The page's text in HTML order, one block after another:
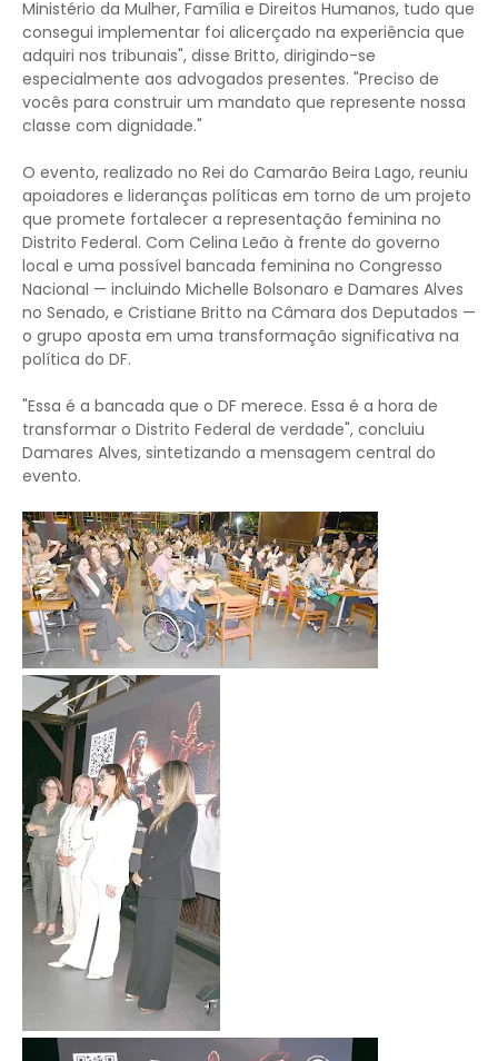
Ministério da Mulher, Família e Direitos Humanos, tudo que
consegui implementar foi alicerçado na experiência que
adquiri nos tribunais", disse Britto, dirigindo-se
especialmente aos advogados presentes. "Preciso de
vocês para construir um mandato que represente nossa
classe com dignidade."
O evento, realizado no Rei do Camarão Beira Lago, reuniu
apoiadores e lideranças políticas em torno de um projeto
que promete fortalecer a representação feminina no
Distrito Federal. Com Celina Leão à frente do governo
local e uma possível bancada feminina no Congresso
Nacional — incluindo Michelle Bolsonaro e Damares Alves
no Senado, e Cristiane Britto na Câmara dos Deputados —
o grupo aposta em uma transformação significativa na
política do DF.
"Essa é a bancada que o DF merece. Essa é a hora de
transformar o Distrito Federal de verdade", concluiu
Damares Alves, sintetizando a mensagem central do
evento.